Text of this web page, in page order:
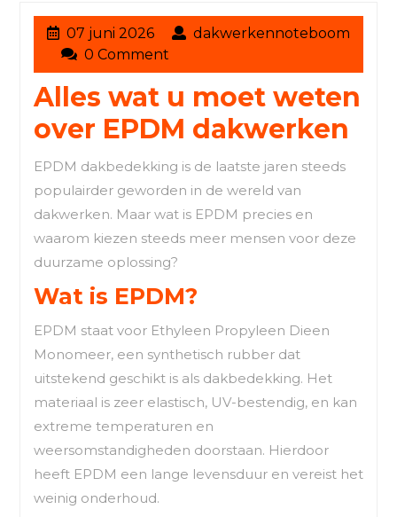
07 juni 202607
juni
2026
dakwerkennoteboom
dakwerkennoteboom
0 Comment
Alles wat u moet weten
over EPDM dakwerken
EPDM dakbedekking is de laatste jaren steeds
populairder geworden in de wereld van
dakwerken. Maar wat is EPDM precies en
waarom kiezen steeds meer mensen voor deze
duurzame oplossing?
Wat is EPDM?
EPDM staat voor Ethyleen Propyleen Dieen
Monomeer, een synthetisch rubber dat
uitstekend geschikt is als dakbedekking. Het
materiaal is zeer elastisch, UV-bestendig, en kan
extreme temperaturen en
weersomstandigheden doorstaan. Hierdoor
heeft EPDM een lange levensduur en vereist het
weinig onderhoud.